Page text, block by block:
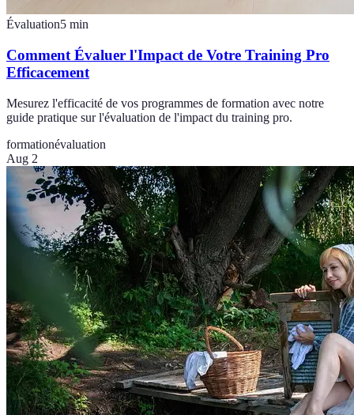
Évaluation5 min
Comment Évaluer l'Impact de Votre Training Pro
Efficacement
Mesurez l'efficacité de vos programmes de formation avec notre
guide pratique sur l'évaluation de l'impact du training pro.
formationévaluation
Aug 2